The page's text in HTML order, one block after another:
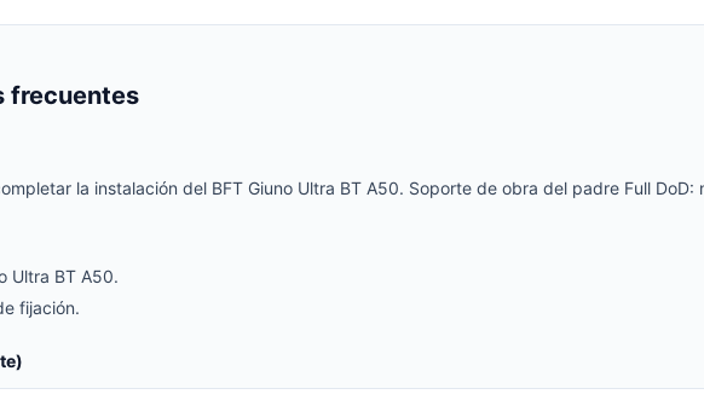
frecuentes
la instalación del BFT Giuno Ultra BT A50. Soporte de obra del padre Full
Ultra BT A50.
fijación.